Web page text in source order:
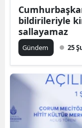
bildirileriyle
sallayamaz
Gündem 25